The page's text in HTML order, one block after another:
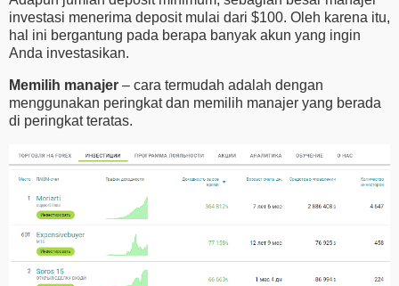
investasi menerima deposit mulai dari $100. Oleh karena itu,
hal ini bergantung pada berapa banyak akun yang ingin
Anda investasikan.
Memilih manajer – cara termudah adalah dengan
menggunakan peringkat dan memilih manajer yang berada
di peringkat teratas.